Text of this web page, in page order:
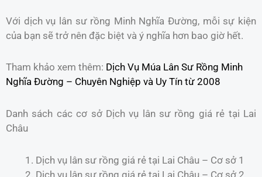
Với dịch vụ lân sư rồng Minh Nghĩa Đường, mỗi sự kiện
của bạn sẽ trở nên đặc biệt và ý nghĩa hơn bao giờ hết.
Tham khảo xem thêm: Dịch Vụ Múa Lân Sư Rồng Minh
Nghĩa Đường – Chuyên Nghiệp và Uy Tín từ 2008
Danh sách các cơ sở Dịch vụ lân sư rồng giá rẻ tại Lai
Châu
Dịch vụ lân sư rồng giá rẻ tại Lai Châu – Cơ sở 1
Dịch vụ lân sư rồng giá rẻ tại Lai Châu – Cơ sở 2